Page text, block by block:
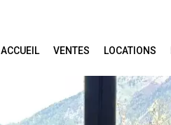
ACCUEIL VENTES LOCATIONS